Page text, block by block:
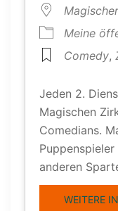
Meine
Comedy,
Jeden 2.
Magischen
Comedians.
anderen
WEITERE